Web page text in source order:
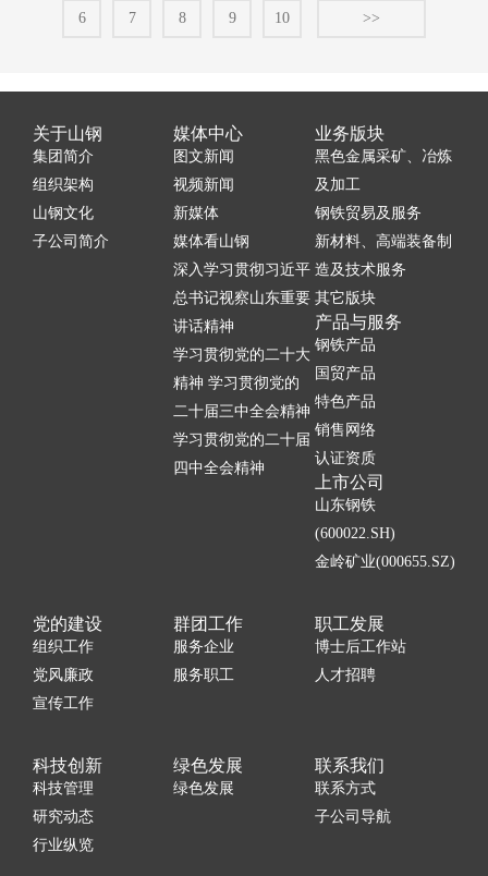
6 7 8 9 10 >>
关于山钢
集团简介
组织架构
山钢文化
子公司简介
媒体中心
图文新闻
视频新闻
新媒体
媒体看山钢
深入学习贯彻习近平
总书记视察山东重要
讲话精神
学习贯彻党的二十大
精神 学习贯彻党的
二十届三中全会精神
学习贯彻党的二十届
四中全会精神
业务版块
黑色金属采矿、冶炼
及加工
钢铁贸易及服务
新材料、高端装备制
造及技术服务
其它版块
产品与服务
钢铁产品
国贸产品
特色产品
销售网络
认证资质
上市公司
山东钢铁
(600022.SH)
金岭矿业(000655.SZ)
党的建设
组织工作
党风廉政
宣传工作
群团工作
服务企业
服务职工
职工发展
博士后工作站
人才招聘
科技创新
科技管理
研究动态
行业纵览
绿色发展
绿色发展
联系我们
联系方式
子公司导航